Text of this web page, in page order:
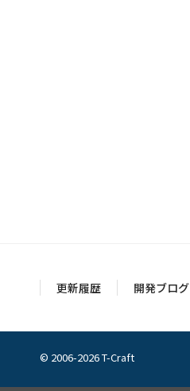
更新履歴 開発ブログ
© 2006-2026 T-Craft